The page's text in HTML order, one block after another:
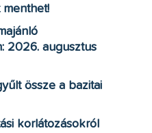
2026. augusztus
össze a bazitai
korlátozásokról